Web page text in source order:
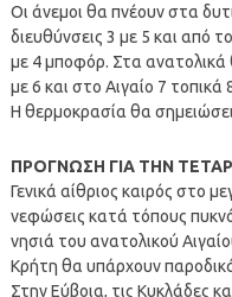
Οι άνεμοι θα πνέουν στα
διευθύνσεις 3 με 5 και από
με 4 μποφόρ. Στα ανατολικά
με 6 και στο Αιγαίο 7
Η θερμοκρασία θα
ΠΡΟΓΝΩΣΗ ΓΙΑ ΤΗΝ
Γενικά αίθριος καιρός στο
νεφώσεις κατά τόπους
νησιά του ανατολικού
Κρήτη θα υπάρχουν
Στην Εύβοια, τις Κυκλάδες